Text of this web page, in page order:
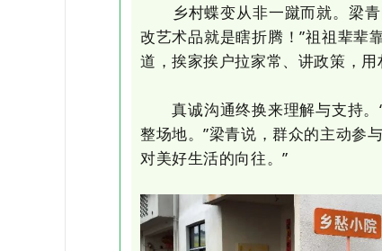
乡村蝶变从非一蹴而就。梁青
改艺术品就是瞎折腾！”祖祖辈辈
道，挨家挨户拉家常、讲政策，用
真诚沟通终换来理解与支持。“
整场地。”梁青说，群众的主动参
对美好生活的向往。”